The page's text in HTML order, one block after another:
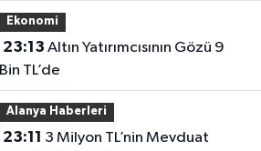
Ekonomi
23:13
Bin TL’de
Alanya Haberleri
23:11